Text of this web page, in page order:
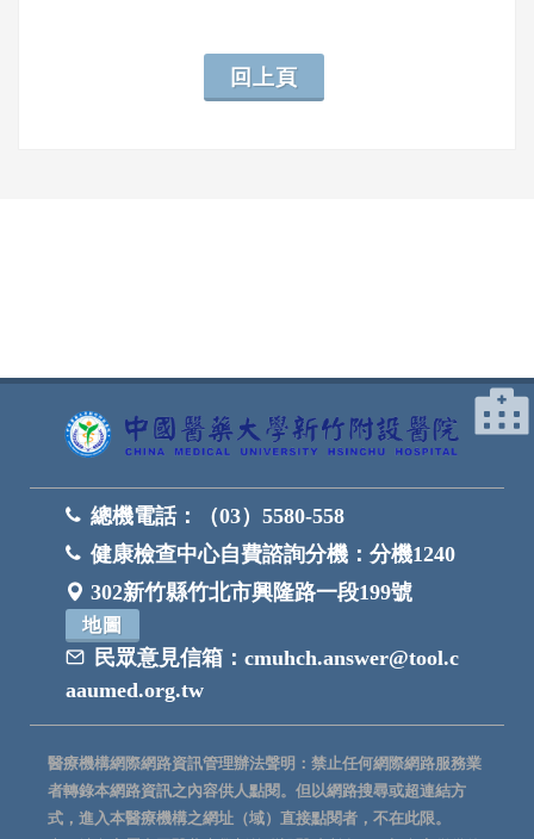
回上頁
總機電話：
（03）5580-558
健康檢查中心自費諮詢分機： 分機1240
302新竹縣竹北市興隆路一段199號
地圖
民眾意見信箱： cmuhch.answer@tool.c
aaumed.org.tw
醫療機構網際網路資訊管理辦法聲明：禁止任何網際網路服務業
者轉錄本網路資訊之內容供人點閱。但以網路搜尋或超連結方
式，進入本醫療機構之網址（域）直接點閱者，不在此限。